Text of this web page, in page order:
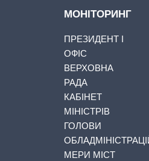
МОНІТОРИНГ
ПРЕЗИДЕНТ І
ОФІС
ВЕРХОВНА
РАДА
КАБІНЕТ
МІНІСТРІВ
ГОЛОВИ
МЕРИ МІСТ